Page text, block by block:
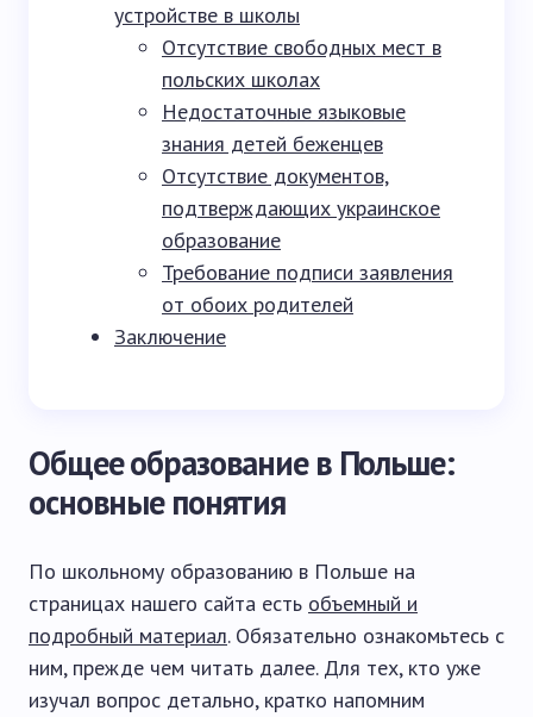
устройстве в школы
Отсутствие свободных мест в
польских школах
Недостаточные языковые
знания детей беженцев
Отсутствие документов,
подтверждающих украинское
образование
Требование подписи заявления
от обоих родителей
Заключение
Общее образование в Польше:
основные понятия
По школьному образованию в Польше на
страницах нашего сайта есть объемный и
подробный материал. Обязательно ознакомьтесь с
ним, прежде чем читать далее. Для тех, кто уже
изучал вопрос детально, кратко напомним